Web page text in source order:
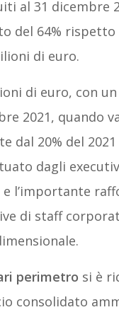
al 31 dicembre
del 64% rispetto
di euro.
di euro, con
2021, quando
dal 20% del 2021
dagli
l’importante
di staff
perimetro si è
consolidato